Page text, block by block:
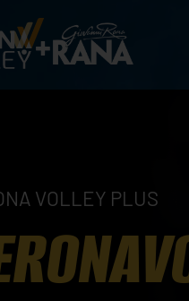
VOLLEY PLUS